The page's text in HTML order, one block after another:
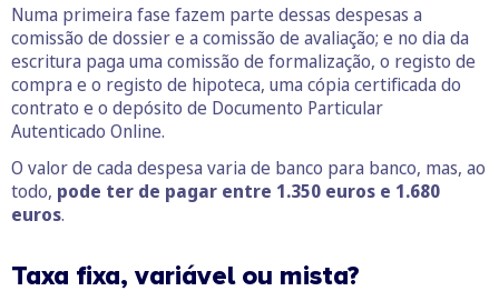
Numa primeira fase fazem parte dessas despesas a
comissão de dossier e a comissão de avaliação; e no dia da
escritura paga uma comissão de formalização, o registo de
compra e o registo de hipoteca, uma cópia certificada do
contrato e o depósito de Documento Particular
Autenticado Online.
O valor de cada despesa varia de banco para banco, mas, ao
todo, pode ter de pagar entre 1.350 euros e 1.680
euros.
Taxa fixa, variável ou mista?